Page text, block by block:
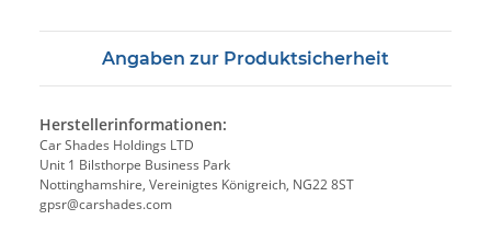
Angaben zur Produktsicherheit
Herstellerinformationen:
Car Shades Holdings LTD
Unit 1 Bilsthorpe Business Park
Nottinghamshire, Vereinigtes Königreich, NG22 8ST
gpsr@carshades.com